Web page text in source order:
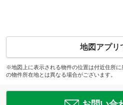
地図アプリ
※地図上に表示される物件の位置は付近住所
の物件所在地とは異なる場合がございます。